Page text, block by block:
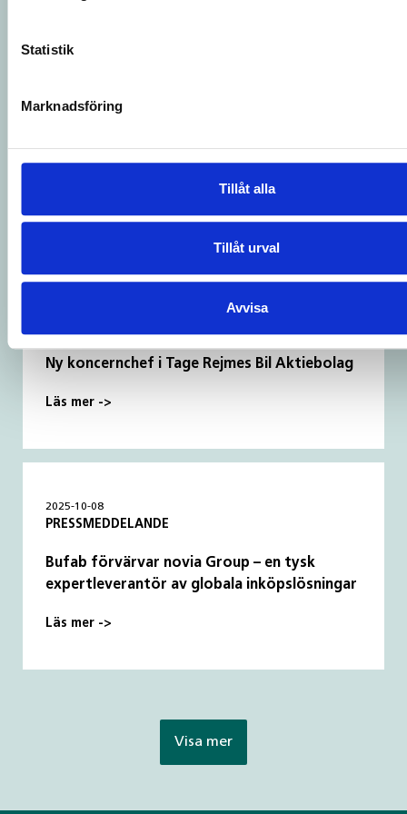
Statistik
Marknadsföring
Tillåt alla
Tillåt urval
Avvisa
NYHET
Cancerfonden
Ny koncernchef i Tage Rejmes Bil Aktiebolag
Läs mer ->
2025-10-08
PRESSMEDDELANDE
Bufab förvärvar novia Group – en tysk
expertleverantör av globala inköpslösningar
Läs mer ->
Visa mer